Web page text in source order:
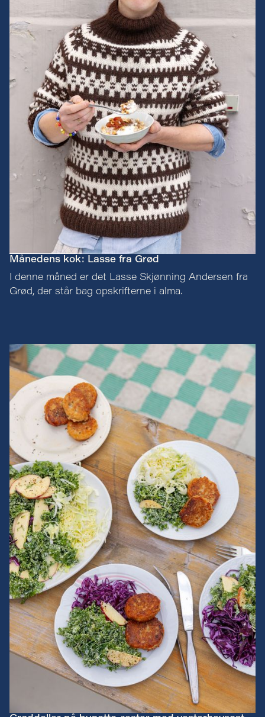
Adam Aamann
Frederik Bille Brahe
Noma Projects
Easy Peacy
Eat Real Be Real
Graziano
Nadine Levy Redzepi
Planetarisk Kogebog
Eva Hurtigkarl
Månedens kok: Lasse fra Grød
I denne måned er det Lasse Skjønning Andersen fra
Grød, der står bag opskrifterne i alma.